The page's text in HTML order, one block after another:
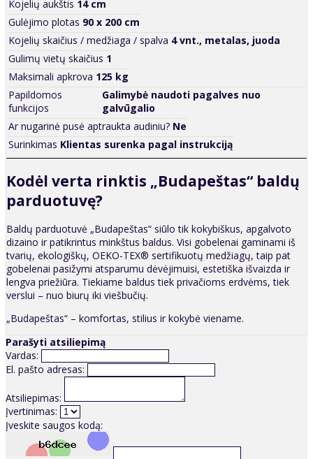
Kojelių aukštis 14 cm
Gulėjimo plotas 90 x 200 cm
Kojelių skaičius / medžiaga / spalva 4 vnt., metalas, juoda
Gulimų vietų skaičius 1
Maksimali apkrova 125 kg
Papildomos
funkcijos
Galimybė naudoti pagalves nuo
galvūgalio
Ar nugarinė pusė aptraukta audiniu? Ne
Surinkimas Klientas surenka pagal instrukciją
Kodėl verta rinktis „Budapeštas“ baldų
parduotuvę?
Baldų parduotuvė „Budapeštas“ siūlo tik kokybiškus, apgalvoto
dizaino ir patikrintus minkštus baldus. Visi gobelenai gaminami iš
tvarių, ekologiškų, OEKO-TEX® sertifikuotų medžiagų, taip pat
gobelenai pasižymi atsparumu dėvėjimuisi, estetiška išvaizda ir
lengva priežiūra. Tiekiame baldus tiek privačioms erdvėms, tiek
verslui – nuo biurų iki viešbučių.
„Budapeštas“ – komfortas, stilius ir kokybė viename.
Parašyti atsiliepimą
Vardas:
El. pašto adresas:
Atsiliepimas:
Įvertinimas:
Įveskite saugos kodą: